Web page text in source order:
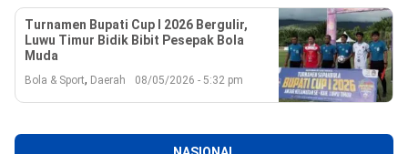
Turnamen Bupati Cup I 2026 Bergulir,
Luwu Timur Bidik Bibit Pesepak Bola
Muda
Bola & Sport, Daerah 08/05/2026 - 5:32 pm